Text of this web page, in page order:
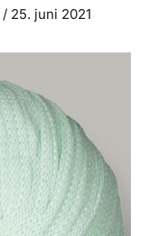
/ 25. juni 2021